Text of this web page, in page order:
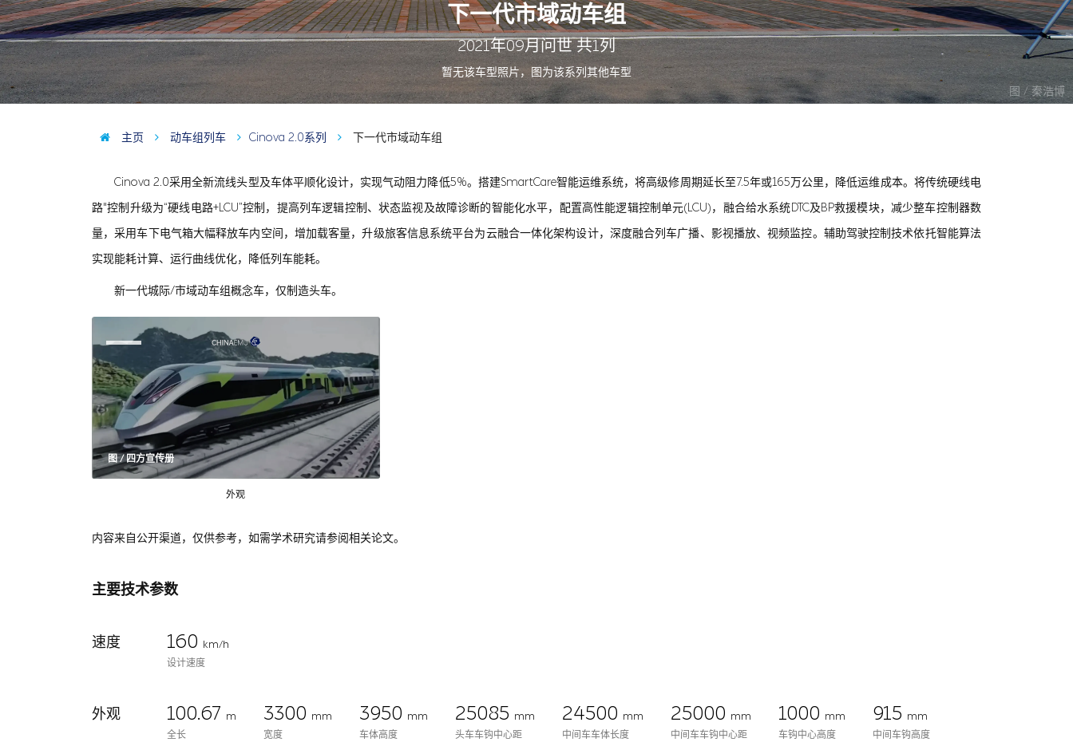
图 / 秦浩博
下一代市域动车组
2021年09月问世 共1列
暂无该车型照片，图为该系列其他车型
主页 动车组列车 Cinova 2.0系列 下一代市域动车组
Cinova 2.0采用全新流线头型及车体平顺化设计，实现气动阻力降低5%。搭建SmartCare智能运维系统，将高级修周期延长至7.5年或165万公里，降低运维成本。将传统硬线电
路"控制升级为“硬线电路+LCU”控制，提高列车逻辑控制、状态监视及故障诊断的智能化水平，配置高性能逻辑控制单元(LCU)，融合给水系统DTC及BP救援模块，减少整车控制器数
量，采用车下电气箱大幅释放车内空间，增加载客量，升级旅客信息系统平台为云融合一体化架构设计，深度融合列车广播、影视播放、视频监控。辅助驾驶控制技术依托智能算法
实现能耗计算、运行曲线优化，降低列车能耗。
新一代城际/市域动车组概念车，仅制造头车。
图 / 四方宣传册
外观
内容来自公开渠道，仅供参考，如需学术研究请参阅相关论文。
主要技术参数
速度 160
km/h
设计速度
外观 100.67 m
全长
3300 mm
宽度
3950 mm
车体高度
25085 mm
头车车钩中心距
24500 mm
中间车车体长度
25000 mm
中间车车钩中心距
1000 mm
车钩中心高度
915 mm
中间车钩高度